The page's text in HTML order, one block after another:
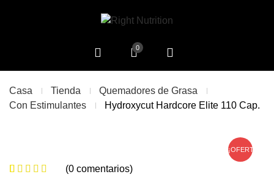
0
Casa Tienda
Quemadores de Grasa
Con Estimulantes
Hydroxycut Hardcore Elite 110 Cap.
¡OFERTA!
(0 comentarios)